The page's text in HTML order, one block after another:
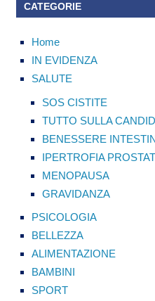
CATEGORIE
Home
IN EVIDENZA
SALUTE
SOS CISTITE
TUTTO SULLA
BENESSERE
IPERTROFIA
MENOPAUSA
GRAVIDANZA
PSICOLOGIA
BELLEZZA
ALIMENTAZIONE
BAMBINI
SPORT